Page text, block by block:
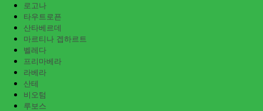
로고나
타우트로픈
산타베르데
마르티나 겝하르트
벨레다
프리마베라
라베라
산테
비오텀
루보스